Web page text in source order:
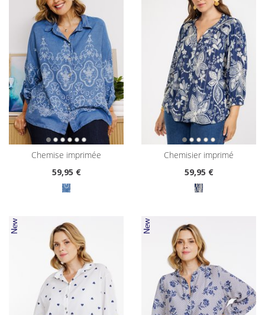
chemise imprimée
59,95 €
chemisier imprimé
59,95 €